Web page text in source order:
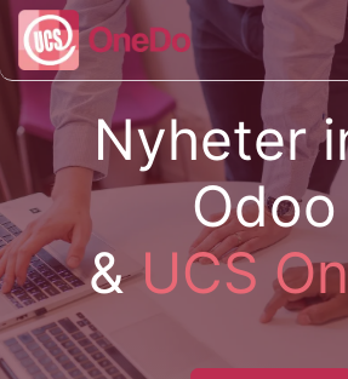
Hoppa till innehåll
Nyheter
Odoo
&UCS